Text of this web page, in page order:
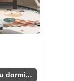
Cama de hierro y madera para tu dormitorio ideal